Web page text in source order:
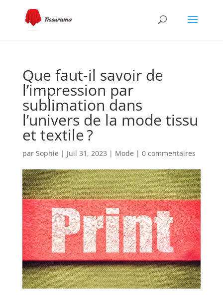
Que faut-il savoir de
l’impression par
sublimation dans
l’univers de la mode tissu
et textile ?
par Sophie | Juil 31, 2023 | Mode | 0 commentaires